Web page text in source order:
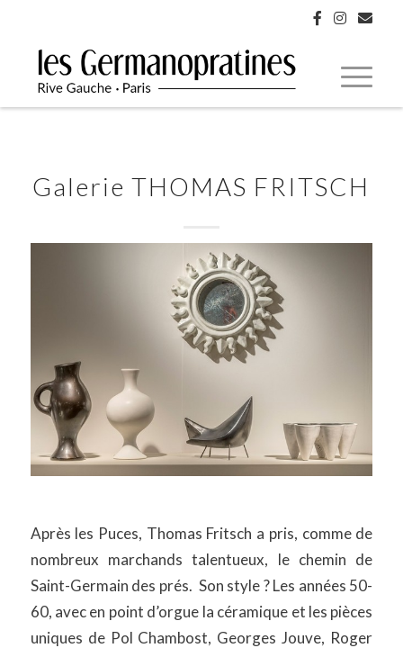
Galerie THOMAS FRITSCH
Après les Puces, Thomas Fritsch a pris, comme de
nombreux marchands talentueux, le chemin de
Saint-Germain des prés. Son style ? Les années 50-
60, avec en point d’orgue la céramique et les pièces
uniques de Pol Chambost, Georges Jouve, Roger